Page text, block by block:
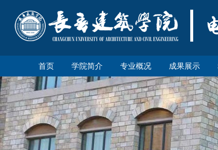
首页 学院简介 专业概况 成果展示